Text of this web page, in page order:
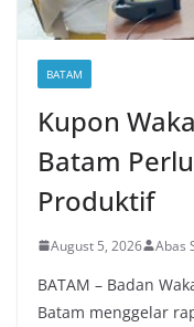
BATAM
Kupon
Batam
Produktif
August 5, 2026 Abas
BATAM – Badan
Batam menggelar